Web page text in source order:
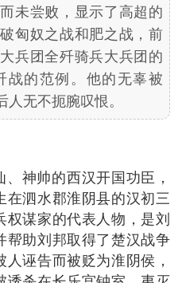
未尝败，显示了高超的
匈奴之战和肥之战，前
兵团全歼骑兵大兵团的
战的范例。他的无辜被
无不扼腕叹恨。
神帅的西汉开国功臣，
在泗水郡淮阴县的汉初三
谋家的代表人物，是刘
帮助刘邦取得了楚汉战争
诬告而被贬为淮阴侯，